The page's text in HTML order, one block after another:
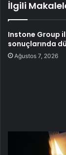
İlgili
Instone Group
sonuçlarında
Ağustos 7, 2026